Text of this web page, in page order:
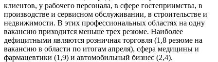
клиентов, у рабочего персонала, в сфере гостеприимства, в
производстве и сервисном обслуживании, в строительстве и
недвижимости. В этих профессиональных областях на одну
вакансию приходится меньше трех резюме. Наиболее
дефицитными являются розничная торговля (1,8 резюме на
вакансию в области по итогам апреля), сфера медицины и
фармацевтики (1,9) и автомобильный бизнес (2,4).